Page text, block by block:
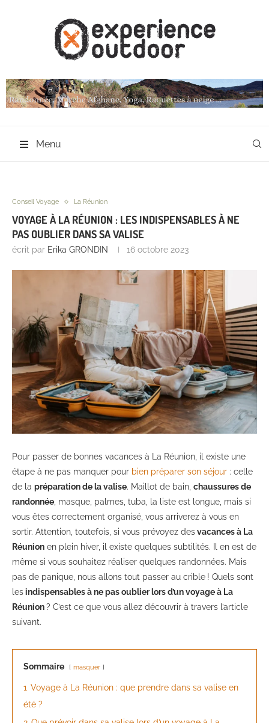
Menu
Conseil Voyage La Réunion
VOYAGE À LA RÉUNION : LES INDISPENSABLES À NE
PAS OUBLIER DANS SA VALISE
écrit par Erika GRONDIN 16 octobre 2023
Pour passer de bonnes vacances à La Réunion, il existe une
étape à ne pas manquer pour bien préparer son séjour : celle
de la préparation de la valise. Maillot de bain, chaussures de
randonnée, masque, palmes, tuba, la liste est longue, mais si
vous êtes correctement organisé, vous arriverez à vous en
sortir. Attention, toutefois, si vous prévoyez desvacances à La
Réunion en plein hiver, il existe quelques subtilités. Il en est de
même si vous souhaitez réaliser quelques randonnées. Mais
pas de panique, nous allons tout passer au crible ! Quels sont
lesindispensables à ne pas oublier lors d’un voyage à La
Réunion? C’est ce que vous allez découvrir à travers l’article
suivant.
Sommaire masquer
1 Voyage à La Réunion : que prendre dans sa valise en
été ?